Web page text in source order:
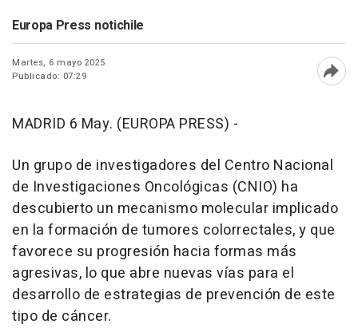
Europa Press notichile
Martes, 6 mayo 2025
Publicado: 07:29
MADRID 6 May. (EUROPA PRESS) -
Un grupo de investigadores del Centro Nacional
de Investigaciones Oncológicas (CNIO) ha
descubierto un mecanismo molecular implicado
en la formación de tumores colorrectales, y que
favorece su progresión hacia formas más
agresivas, lo que abre nuevas vías para el
desarrollo de estrategias de prevención de este
tipo de cáncer.